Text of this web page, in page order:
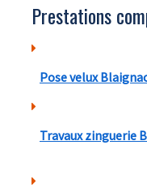
Prestations
Pose velux
Travaux zinguerie